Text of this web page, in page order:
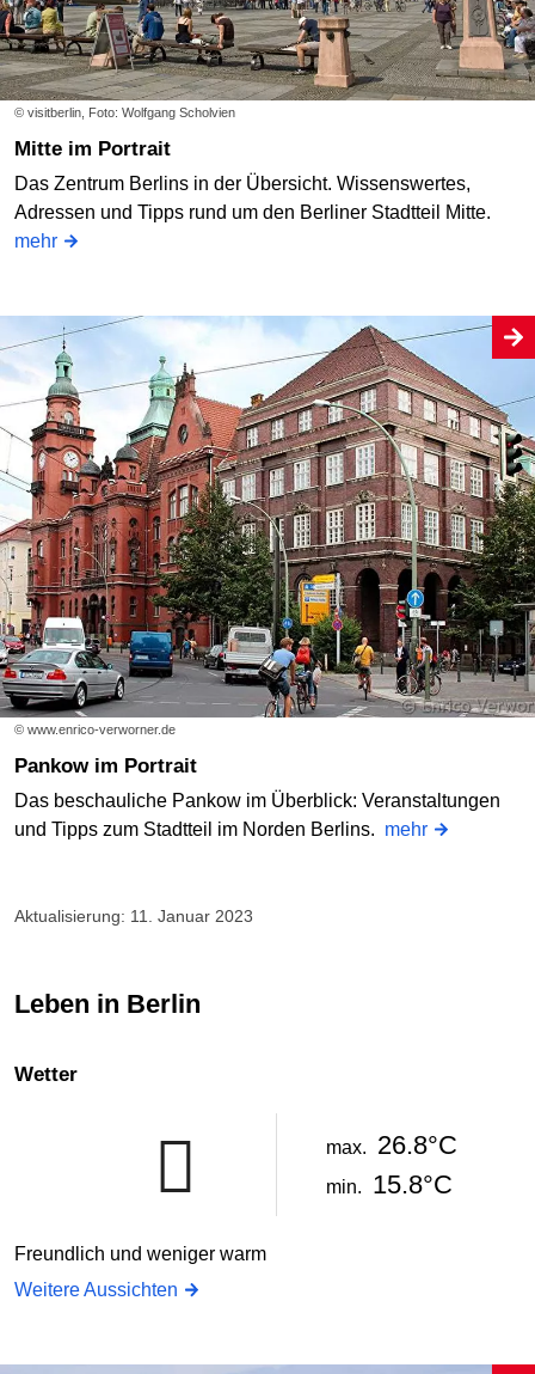
© visitberlin, Foto: Wolfgang Scholvien
Mitte im Portrait
Das Zentrum Berlins in der Übersicht. Wissenswertes,
Adressen und Tipps rund um den Berliner Stadtteil Mitte.
mehr
© www.enrico-verworner.de
Pankow im Portrait
Das beschauliche Pankow im Überblick: Veranstaltungen
und Tipps zum Stadtteil im Norden Berlins. mehr
Aktualisierung: 11. Januar 2023
Leben in Berlin
Wetter
max. 26.8°C
min. 15.8°C
Freundlich und weniger warm
Weitere Aussichten